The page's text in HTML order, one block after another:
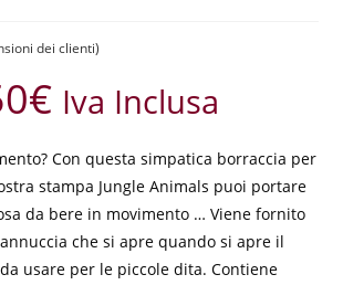
dei clienti)
€ Iva Inclusa
Con questa simpatica borraccia per
stampa Jungle Animals puoi portare
da bere in movimento … Viene fornito
che si apre quando si apre il
usare per le piccole dita. Contiene